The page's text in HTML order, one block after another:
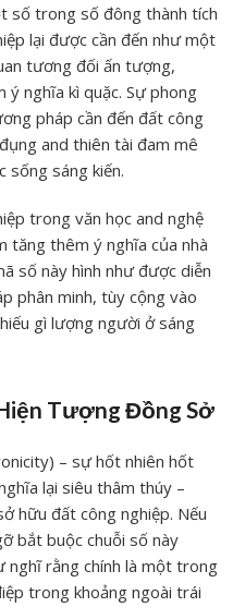
số trong số đông thành tích
lại được cần đến như một
tương đối ấn tượng,
nghĩa kì quặc. Sự phong
pháp cần đến đất công
and thiên tài đam mê
sống sáng kiến.
trong văn học and nghệ
tăng thêm ý nghĩa của nhà
số này hình như được diễn
phân minh, tùy cộng vào
gì lượng người ở sáng
Tượng Đồng Sở
– sự hốt nhiên hốt
lại siêu thâm thúy –
hữu đất công nghiệp. Nếu
bắt buộc chuỗi số này
nghĩ rằng chính là một trong
trong khoảng ngoài trái